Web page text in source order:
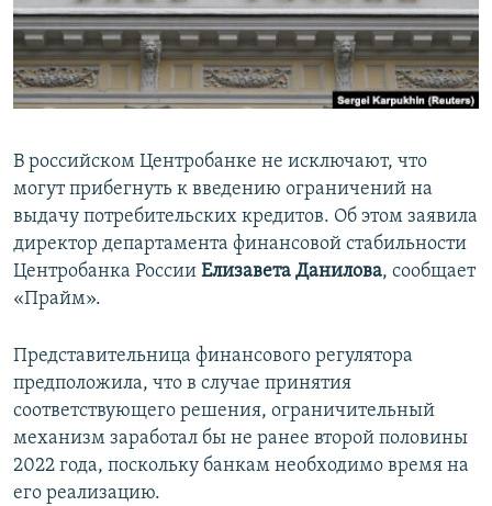
ПОБЕДИТЕЛЕЙ НЕ СУДЯТ?
КРЫМ.НЕПОКОРЕННЫЙ
ELIFBE
ПРИСОЕДИНЯЙТЕСЬ!
Все сайты RFE/RL
В российском Центробанке не исключают, что
могут прибегнуть к введению ограничений на
выдачу потребительских кредитов. Об этом заявила
директор департамента финансовой стабильности
Центробанка России Елизавета Данилова, сообщает
«Прайм».
Представительница финансового регулятора
предположила, что в случае принятия
соответствующего решения, ограничительный
механизм заработал бы не ранее второй половины
2022 года, поскольку банкам необходимо время на
его реализацию.